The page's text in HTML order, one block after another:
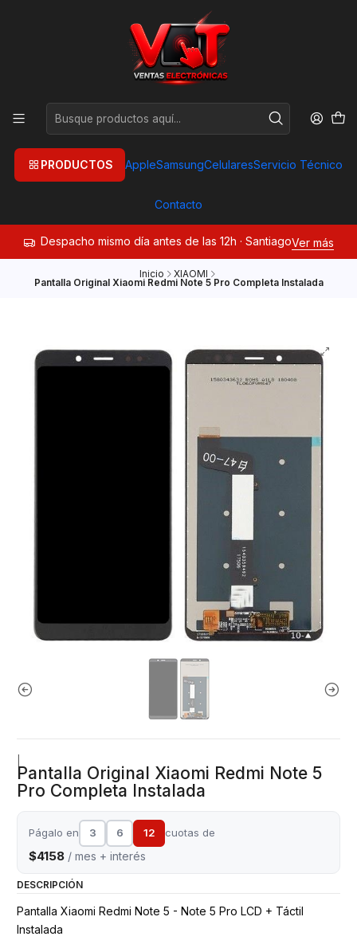
PRODUCTOS AppleSamsungCelularesServicio Técnico
Contacto
Despacho mismo día antes de las 12h · SantiagoVer más
Inicio XIAOMI
Pantalla Original Xiaomi Redmi Note 5 Pro Completa Instalada
Pantalla Original Xiaomi Redmi Note 5
Pro Completa Instalada
Págalo en 3 6 12 cuotas de
$4158 / mes + interés
DESCRIPCIÓN
Pantalla Xiaomi Redmi Note 5 - Note 5 Pro LCD + Táctil
Instalada